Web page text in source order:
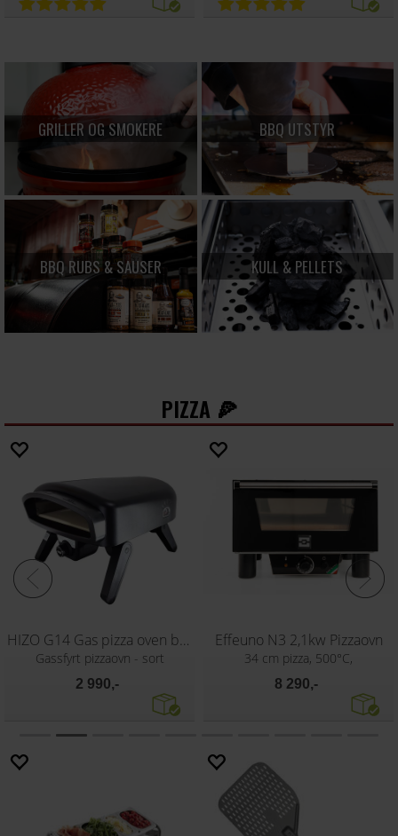
GRILLER OG SMOKERE BBQ UTSTYR
BBQ RUBS & SAUSER KULL & PELLETS
PIZZA 🍕
HIZO G14 Gas pizza oven black
Gassfyrt pizzaovn - sort
2 990,-
Effeuno N3 2,1kw Pizzaovn
34 cm pizza, 500°C,
8 290,-